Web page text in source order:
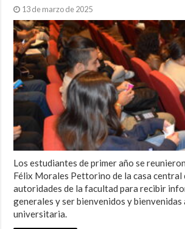
13 de marzo de 2025
Los estudiantes de primer año se
Félix Morales Pettorino de la casa central
autoridades de la facultad para recibir
generales y ser bienvenidos y bienvenidas
universitaria.